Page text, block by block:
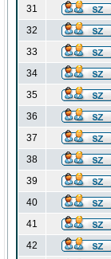
31
32
33
34
35
36
37
38
39
40
41
42